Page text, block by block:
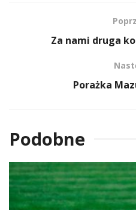
Za nami druga
Porażka
Podobne